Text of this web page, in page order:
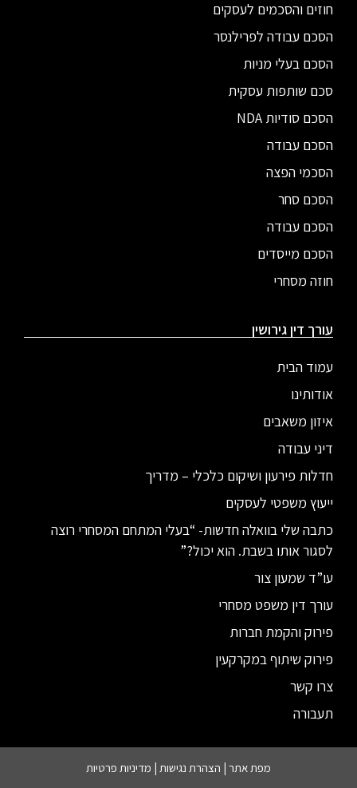
חוזים והסכמים לעסקים
הסכם עבודה לפרילנסר
הסכם בעלי מניות
סכם שותפות עסקית
הסכם סודיות NDA
הסכם עבודה
הסכמי הפצה
הסכם סחר
הסכם עבודה
הסכם מייסדים
חוזה מסחרי
עורך דין גירושין
עמוד הבית
אודותינו
איזון משאבים
דיני עבודה
חדלות פירעון ושיקום כלכלי – מדריך
ייעוץ משפטי לעסקים
כתבה שלי בוואלה חדשות- “בעלי המתחם המסחרי רוצה
לסגור אותו בשבת. הוא יכול?”
עו”ד שמעון צור
עורך דין משפט מסחרי
פירוק והקמת חברות
פירוק שיתוף במקרקעין
צרו קשר
תעבורה
מפת אתר | הצהרת נגישות | מדיניות פרטיות